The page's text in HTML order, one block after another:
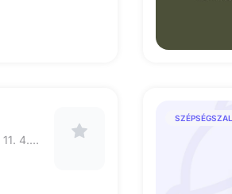
1138 Budapest, Sólyatér utca 11. 4.emelet 45.